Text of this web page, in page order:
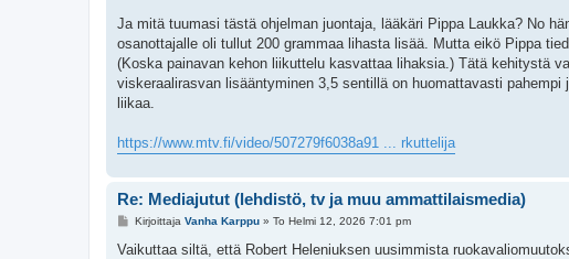
Ja mitä tuumasi tästä ohjelman juontaja, lääkäri Pippa Laukka? No
osanottajalle oli tullut 200 grammaa lihasta lisää. Mutta eikö Pippa
(Koska painavan kehon liikuttelu kasvattaa lihaksia.) Tätä kehitystä
viskeraalirasvan lisääntyminen 3,5 sentillä on huomattavasti
liikaa.
https://www.mtv.fi/video/507279f6038a91 ... rkuttelija
Re: Mediajutut (lehdistö, tv ja muu ammattilaismedia)
V
e
Kirjoittaja Vanha Karppu» To Helmi 12, 2026 7:01 pm
Vaikuttaa siltä, että Robert Heleniuksen uusimmista